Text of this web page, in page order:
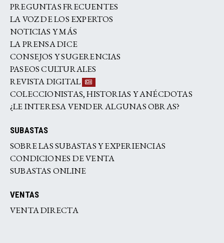
PREGUNTAS FRECUENTES
LA VOZ DE LOS EXPERTOS
NOTICIAS Y MÁS
LA PRENSA DICE
CONSEJOS Y SUGERENCIAS
PASEOS CULTURALES
REVISTA DIGITAL
COLECCIONISTAS, HISTORIAS Y ANÉCDOTAS
¿LE INTERESA VENDER ALGUNAS OBRAS?
SUBASTAS
SOBRE LAS SUBASTAS Y EXPERIENCIAS
CONDICIONES DE VENTA
SUBASTAS ONLINE
VENTAS
VENTA DIRECTA